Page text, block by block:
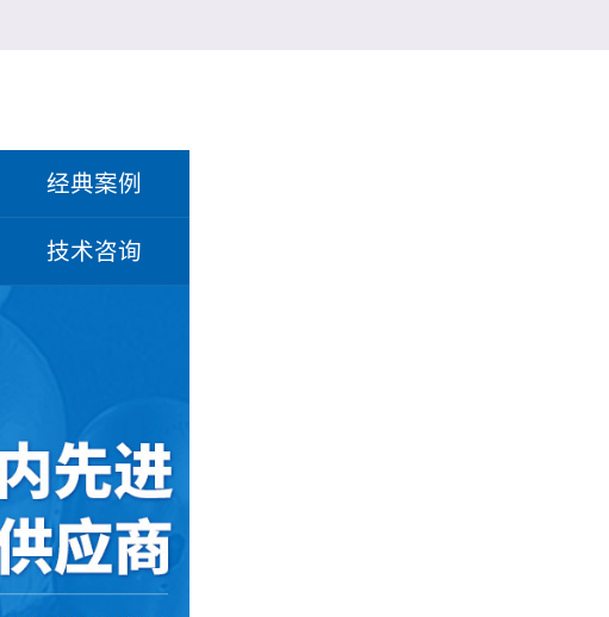
经典案例
技术咨询